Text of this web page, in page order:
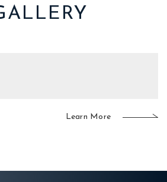
Learn More